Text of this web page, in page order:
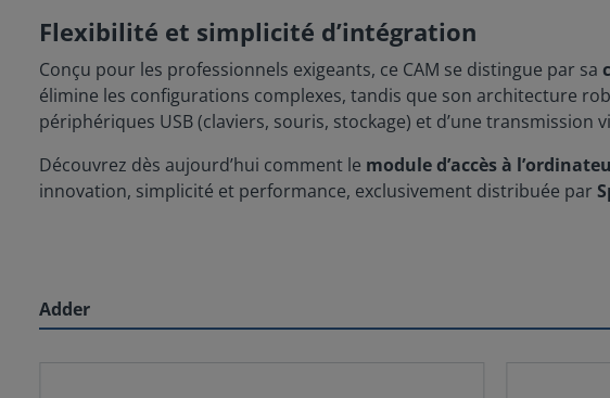
Flexibilité et simplicité d’intégration
Conçu pour les professionnels exigeants, ce CAM se distingue par sa
élimine les configurations complexes, tandis que son architecture
périphériques USB (claviers, souris, stockage) et d’une
Découvrez dès aujourd’hui comment le module d’accès à
innovation, simplicité et performance, exclusivement distribuée par
Adder